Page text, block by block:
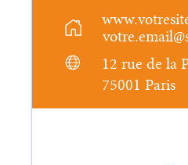
12 rue de la
75001 Paris